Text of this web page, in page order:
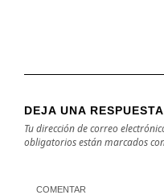
DEJA UNA RESPUESTA
Tu dirección de correo
obligatorios están marcados
COMENTAR